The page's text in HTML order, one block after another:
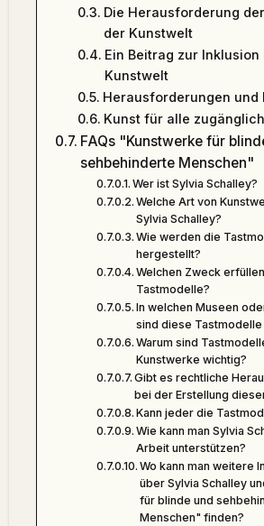
Die Herausforderung
der Kunstwelt
Ein Beitrag zur Inklusion
Kunstwelt
Herausforderungen und
Kunst für alle
FAQs "Kunstwerke für
sehbehinderte Menschen"
Wer ist Sylvia Schalley?
Welche Art von
Sylvia Schalley?
Wie werden die
hergestellt?
Welchen Zweck
Tastmodelle?
In welchen Museen
sind diese Tastmodelle
Warum sind
Kunstwerke wichtig?
Gibt es rechtliche
bei der Erstellung
Kann jeder die
Wie kann man Sylvia
Arbeit unterstützen?
Wo kann man weitere
über Sylvia Schalley
für blinde und
Menschen" finden?